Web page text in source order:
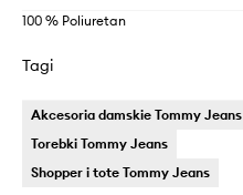
100 % Poliuretan
Tagi
Akcesoria damskie Tommy Jeans
Torebki Tommy Jeans
Shopper i tote Tommy Jeans